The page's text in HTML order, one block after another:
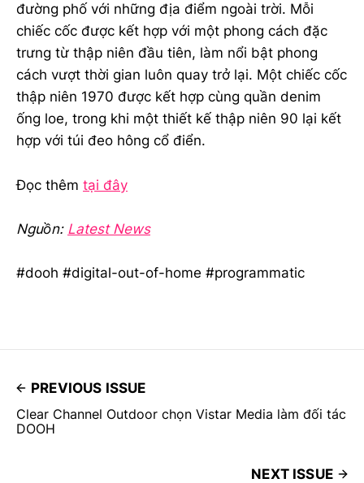
đường phố với những địa điểm ngoài trời. Mỗi
chiếc cốc được kết hợp với một phong cách đặc
trưng từ thập niên đầu tiên, làm nổi bật phong
cách vượt thời gian luôn quay trở lại. Một chiếc cốc
thập niên 1970 được kết hợp cùng quần denim
ống loe, trong khi một thiết kế thập niên 90 lại kết
hợp với túi đeo hông cổ điển.
Đọc thêm tại đây
Nguồn: Latest News
#dooh #digital-out-of-home #programmatic
PREVIOUS ISSUE
Clear Channel Outdoor chọn Vistar Media làm đối tác
DOOH
NEXT ISSUE